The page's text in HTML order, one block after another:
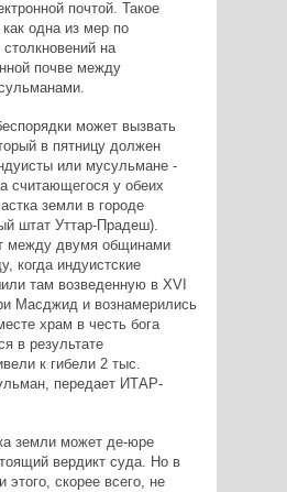
почтой. Такое
одна из мер по
на
почве между
может вызвать
в пятницу должен
или мусульмане -
считающегося у обеих
земли в городе
штат Уттар-Прадеш).
между двумя общинами
когда индуистские
там возведенную в ХVI
Масджид и вознамерились
храм в честь бога
в результате
к гибели 2 тыс.
передает ИТАР-
земли может де-юре
вердикт суда. Но в
этого, скорее всего, не